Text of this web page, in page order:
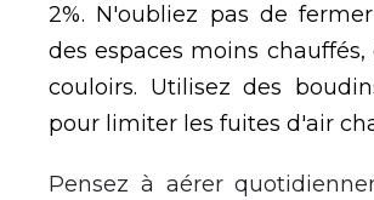
2%. N'oubliez pas de
des espaces moins chauffés,
couloirs. Utilisez des
pour limiter les fuites d'air
Pensez à aérer